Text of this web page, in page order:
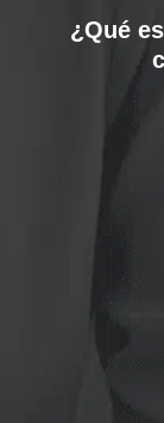
¿Qué